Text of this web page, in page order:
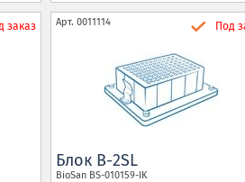
заказ Арт. 0011114 Под
Блок B-2SL
BioSan BS-010159-IK